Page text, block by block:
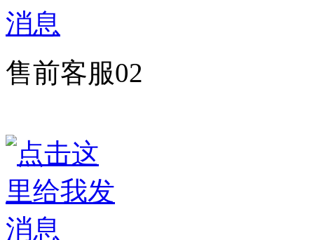
售前客服02